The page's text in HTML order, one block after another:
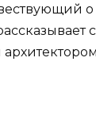
о